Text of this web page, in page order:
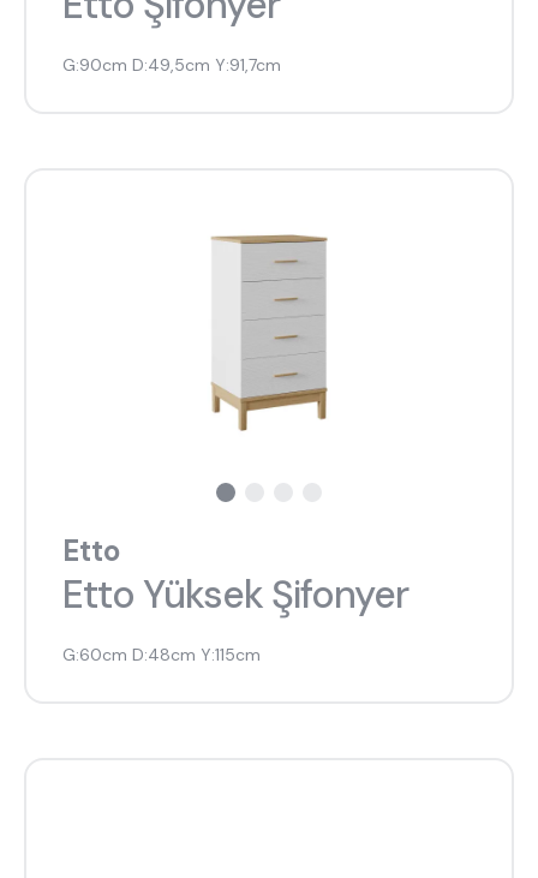
G:90cm D:49,5cm Y:91,7cm
Etto
Etto Yüksek Şifonyer
G:60cm D:48cm Y:115cm